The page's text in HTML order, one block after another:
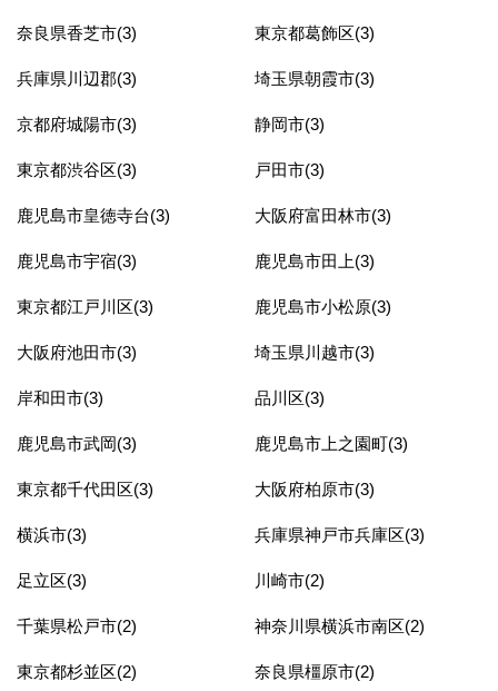
奈良県香芝市(3) 東京都葛飾区(3)
兵庫県川辺郡(3) 埼玉県朝霞市(3)
京都府城陽市(3) 静岡市(3)
東京都渋谷区(3) 戸田市(3)
鹿児島市皇徳寺台(3) 大阪府富田林市(3)
鹿児島市宇宿(3) 鹿児島市田上(3)
東京都江戸川区(3) 鹿児島市小松原(3)
大阪府池田市(3) 埼玉県川越市(3)
岸和田市(3) 品川区(3)
鹿児島市武岡(3) 鹿児島市上之園町(3)
東京都千代田区(3) 大阪府柏原市(3)
横浜市(3) 兵庫県神戸市兵庫区(3)
足立区(3) 川崎市(2)
千葉県松戸市(2) 神奈川県横浜市南区(2)
東京都杉並区(2) 奈良県橿原市(2)